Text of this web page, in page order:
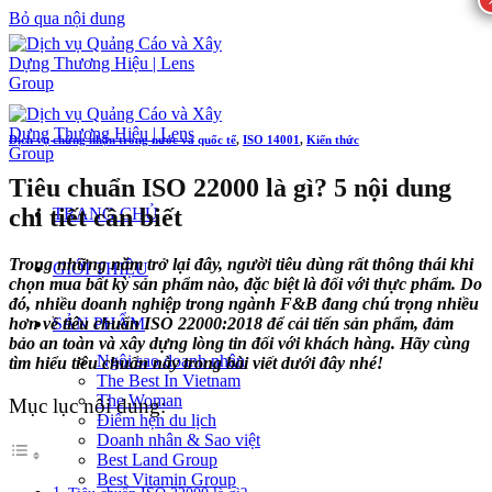
Bỏ qua nội dung
TRANG CHỦ
GIỚI THIỆU
SẢN PHẨM
Ngôi sao doanh nhân
The Best In Vietnam
The Woman
Điểm hẹn du lịch
Doanh nhân & Sao việt
Best Land Group
Best Vitamin Group
Dịch vụ chứng nhận trong nước và quốc tế, ISO 14001, Kiến thức
Tiêu chuẩn ISO 22000 là gì? 5 nội dung
chi tiết cần biết
Trong những năm trở lại đây, người tiêu dùng rất thông thái khi
chọn mua bất kỳ sản phẩm nào, đặc biệt là đối với thực phẩm. Do
đó, nhiều doanh nghiệp trong ngành F&B đang chú trọng nhiều
hơn về tiêu chuẩn ISO 22000:2018 để cải tiến sản phẩm, đảm
bảo an toàn và xây dựng lòng tin đối với khách hàng. Hãy cùng
tìm hiểu tiêu chuẩn này trong bài viết dưới đây nhé!
Mục lục nội dung: